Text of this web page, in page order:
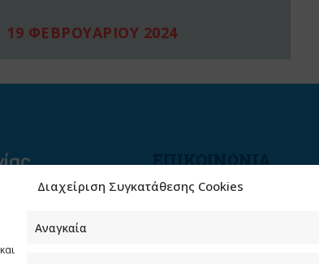
Διαχείριση Συγκατάθεσης Cookies
και
Αναγκαία
19 ΦΕΒΡΟΥΑΡΙΟΥ 2024
ΕΠΙΚΟΙΝΩΝΙΑ
Φραγκούδη 11 & Αλεξάνδρου